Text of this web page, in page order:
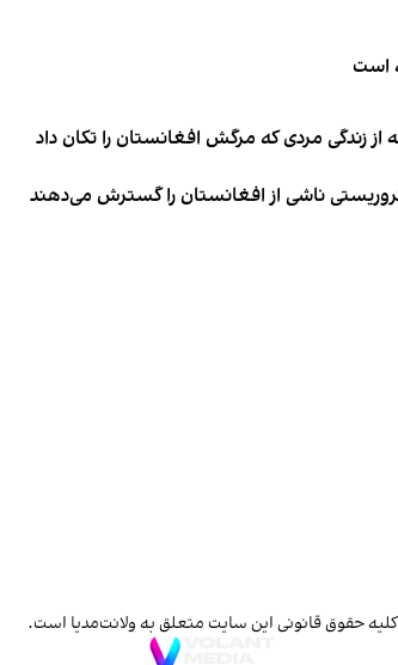
است
زندگی مردی که مرگش افغانستان را تکان داد
ناشی از افغانستان را گسترش می‌دهند
کلیه حقوق قانونی این سایت متعلق به ولانت‌مدیا است.